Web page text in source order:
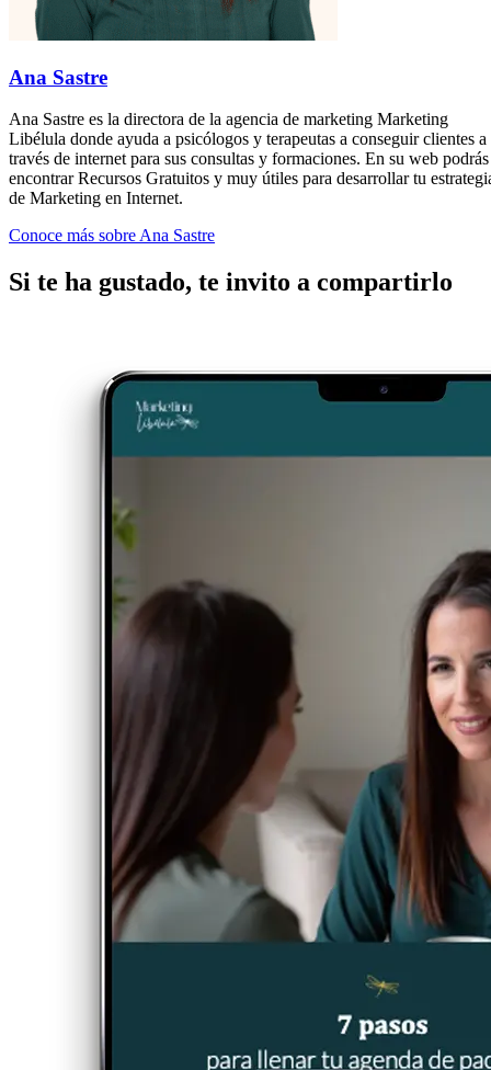
Ana Sastre
Ana Sastre es la directora de la agencia de marketing Marketing
Libélula donde ayuda a psicólogos y terapeutas a conseguir clientes a
través de internet para sus consultas y formaciones. En su web podrás
encontrar Recursos Gratuitos y muy útiles para desarrollar tu
de Marketing en Internet.
Conoce más sobre Ana Sastre
Si te ha gustado, te invito a compartirlo